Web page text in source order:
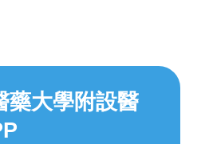
藥大學附設醫